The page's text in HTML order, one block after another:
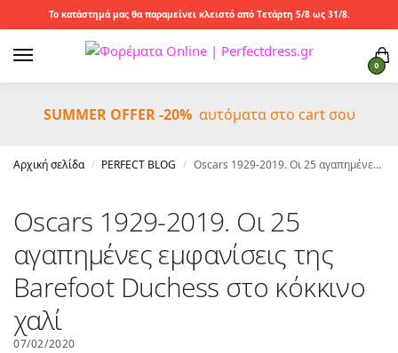
Το κατάστημά μας θα παραμείνει κλειστό από Τετάρτη 5/8 ως 31/8.
0
SUMMER OFFER -20%αυτόματα στο cart σου
Αρχική σελίδα / PERFECT BLOG / Oscars 1929-2019. Οι 25 αγαπημένες εμφανίσεις της Barefoot Duchess στο κόκκινο χαλί
Oscars 1929-2019. Οι 25
αγαπημένες εμφανίσεις της
Barefoot Duchess στο κόκκινο
χαλί
07/02/2020